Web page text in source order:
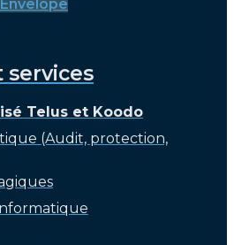
Envelope
services
Telus et Koodo
(Audit, protection,